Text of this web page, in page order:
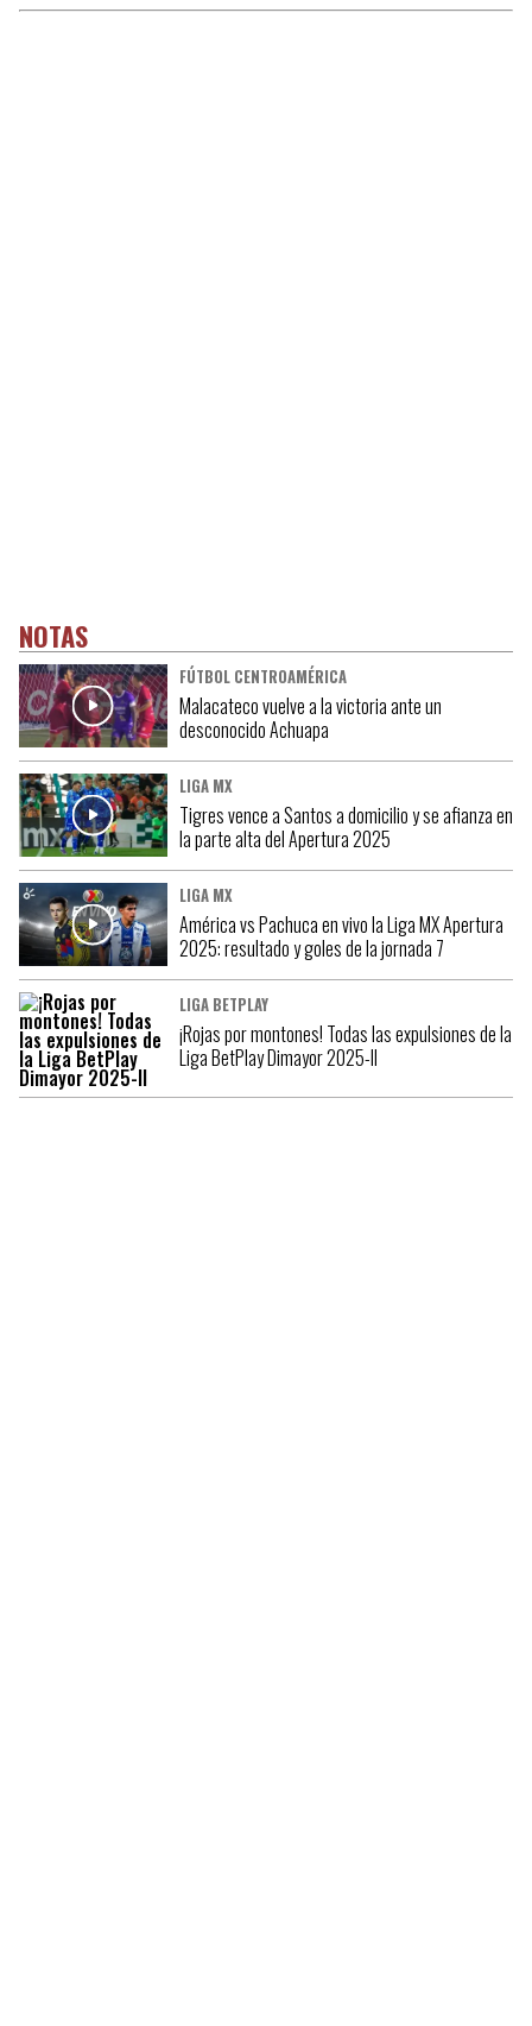
NOTAS
FÚTBOL CENTROAMÉRICA
Malacateco vuelve a la victoria ante un
desconocido Achuapa
LIGA MX
Tigres vence a Santos a domicilio y se afianza en
la parte alta del Apertura 2025
LIGA MX
América vs Pachuca en vivo la Liga MX Apertura
2025: resultado y goles de la jornada 7
LIGA BETPLAY
¡Rojas por montones! Todas las expulsiones de la
Liga BetPlay Dimayor 2025-II